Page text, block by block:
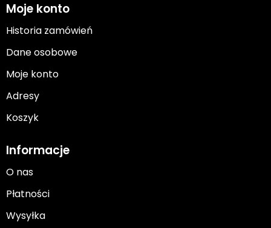
Moje konto
Historia zamówień
Dane osobowe
Moje konto
Adresy
Koszyk
Informacje
O nas
Płatności
Wysyłka